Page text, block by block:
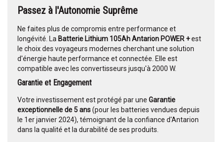
Passez à l'Autonomie Suprême
Ne faites plus de compromis entre performance et
longévité. La Batterie Lithium 105Ah Antarion POWER +est
le choix des voyageurs modernes cherchant une solution
d'énergie haute performance et connectée. Elle est
compatible avec les convertisseurs jusqu'à 2000 W.
Garantie et Engagement
Votre investissement est protégé par une Garantie
exceptionnelle de 5 ans(pour les batteries vendues depuis
le 1er janvier 2024), témoignant de la confiance d'Antarion
dans la qualité et la durabilité de ses produits.